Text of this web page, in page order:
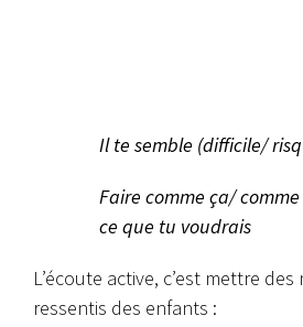
Il te semble (difficile/
Faire comme ça/
ce que tu voudrais
L’écoute active, c’est mettre
ressentis des enfants :